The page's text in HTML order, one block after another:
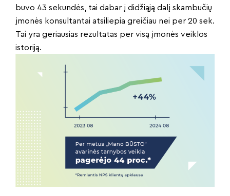
buvo 43 sekundės, tai dabar į didžiąją dalį skambučių
įmonės konsultantai atsiliepia greičiau nei per 20 sek.
Tai yra geriausias rezultatas per visą įmonės veiklos
istoriją.